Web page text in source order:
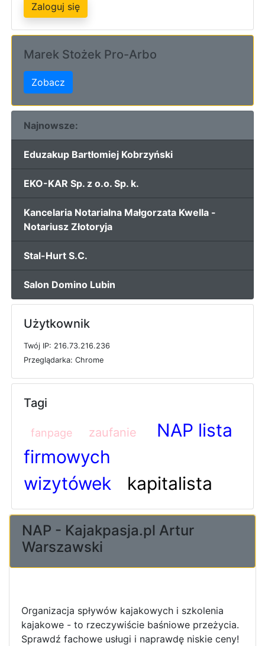
Zaloguj się
Marek Stożek Pro-Arbo
Zobacz
Najnowsze:
Eduzakup Bartłomiej Kobrzyński
EKO-KAR Sp. z o.o. Sp. k.
Kancelaria Notarialna Małgorzata Kwella -
Notariusz Złotoryja
Stal-Hurt S.C.
Salon Domino Lubin
Użytkownik
Twój IP: 216.73.216.236
Przeglądarka: Chrome
Tagi
fanpage zaufanie
NAP lista
firmowych
wizytówek
kapitalista
NAP - Kajakpasja.pl Artur
Warszawski
Organizacja spływów kajakowych i szkolenia
kajakowe - to rzeczywiście baśniowe przeżycia.
Sprawdź fachowe usługi i naprawdę niskie ceny!